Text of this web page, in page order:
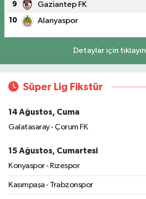
9 Gaziantep FK
10 Alanyaspor
Detaylar için tıklayın
Süper Lig Fikstür
14 Ağustos, Cuma
Galatasaray - Çorum FK
15 Ağustos, Cumartesi
Konyaspor - Rizespor
Kasımpaşa - Trabzonspor